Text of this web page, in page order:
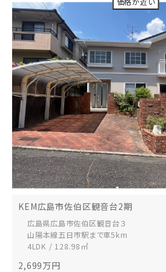
KEM広島市佐伯区観音台2期
広島県広島市佐伯区観音台３
山陽本線五日市駅まで車5km
4LDK / 128.98㎡
2,699万円